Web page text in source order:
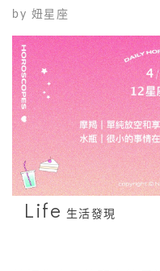
by 妞星座
Life 生活發現